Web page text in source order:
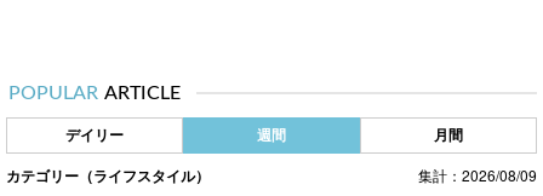
POPULAR ARTICLE
デイリー 週間 月間
カテゴリー（ライフスタイル） 集計：2026/08/09